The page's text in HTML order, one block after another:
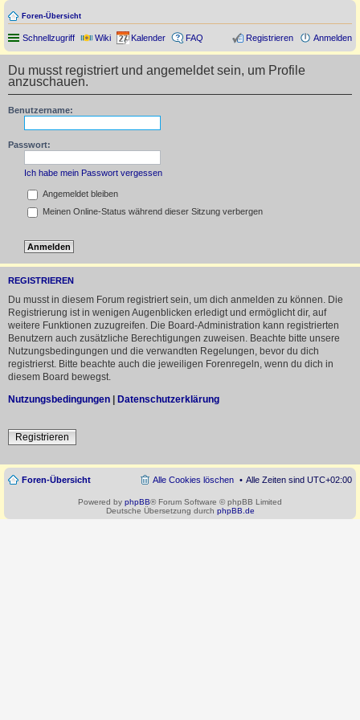
Foren-Übersicht
Schnellzugriff Wiki Kalender FAQ Anmelden
Registrieren
Du musst registriert und angemeldet sein, um Profile
anzuschauen.
Benutzername:
Passwort:
Ich habe mein Passwort vergessen
Angemeldet bleiben
Meinen Online-Status während dieser Sitzung verbergen
REGISTRIEREN
Du musst in diesem Forum registriert sein, um dich anmelden zu können. Die
Registrierung ist in wenigen Augenblicken erledigt und ermöglicht dir, auf
weitere Funktionen zuzugreifen. Die Board-Administration kann registrierten
Benutzern auch zusätzliche Berechtigungen zuweisen. Beachte bitte unsere
Nutzungsbedingungen und die verwandten Regelungen, bevor du dich
registrierst. Bitte beachte auch die jeweiligen Forenregeln, wenn du dich in
diesem Board bewegst.
Nutzungsbedingungen | Datenschutzerklärung
Registrieren
Foren-Übersicht Alle Zeiten sind UTC+02:00
Alle Cookies löschen
Powered by phpBB® Forum Software © phpBB Limited
Deutsche Übersetzung durch phpBB.de